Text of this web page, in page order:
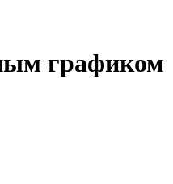
графиком